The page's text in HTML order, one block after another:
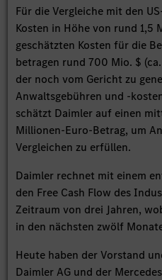
Für die Vergleiche mit den
Kosten in Höhe von rund 1,5
geschätzten Kosten für die
betragen rund 700 Mio. $
der noch vom Gericht zu
Anwaltsgebühren und -
schätzt Daimler auf einen
Millionen-Euro-Betrag, um
Vergleichen zu erfüllen.
Daimler rechnet mit einem
den Free Cash Flow des
Zeitraum von drei Jahren,
in den nächsten zwölf
Heute haben der Vorstand
Daimler AG und der